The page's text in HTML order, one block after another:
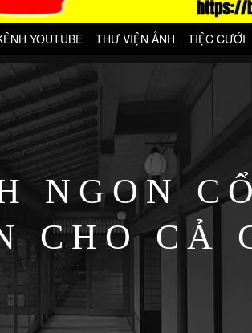
YOUTUBE THƯ VIỆN ẢNH TIỆC CƯỚI
NGON
CHO CẢ